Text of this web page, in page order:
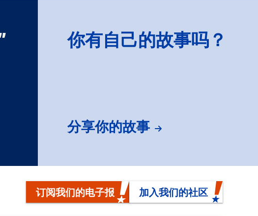
你有自己的故事吗？
分享你的故事
订阅我们的电子报 加入我们的社区